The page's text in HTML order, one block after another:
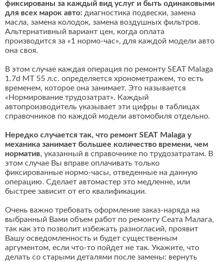
фиксированы за каждый вид услуг и быть одинаковыми
для всех марок авто: диагностика подвески, замена
масла, замена колодок, замена воздушных фильтров.
Альтернативный вариант цен, когда оплата
производится за «1 нормо-час», для каждой модели авто
она своя.
В этом случае каждая операция по ремонту SEAT Malaga
1.7d MT 55 л.с. определяется хронометражем, то есть
временем, которое она занимает. Это называется
«Нормирование трудозатрат». Каждый
автопроизводитель указывает эти цифры в таблицах
справочников по каждой модели автомобиля отдельно.
Нередко случается так, что ремонт SEAT Malaga у
механика занимает большее количество времени, чем
норматив, указанный в справочнике по трудозатратам. В
этом случае Вы вправе оплачивать только
фиксированные нормо-часы, отведенные на данную
операцию. Сделает автомастер это медленне, или
быстрее зависит от его квалификации.
Очень важно требовать оформление заказ-наряда на
выбранный Вами объем работ по ремонту Сеата Малага,
так как это позволит избежать разногласий, проявит
Вашу осведомленность и будет существенным
аргументом, если что-то пойдет не так. Укажите, что
делать со старыми деталями после замены: вернуть